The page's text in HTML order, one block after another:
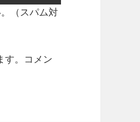
（スパム対
。
コメン